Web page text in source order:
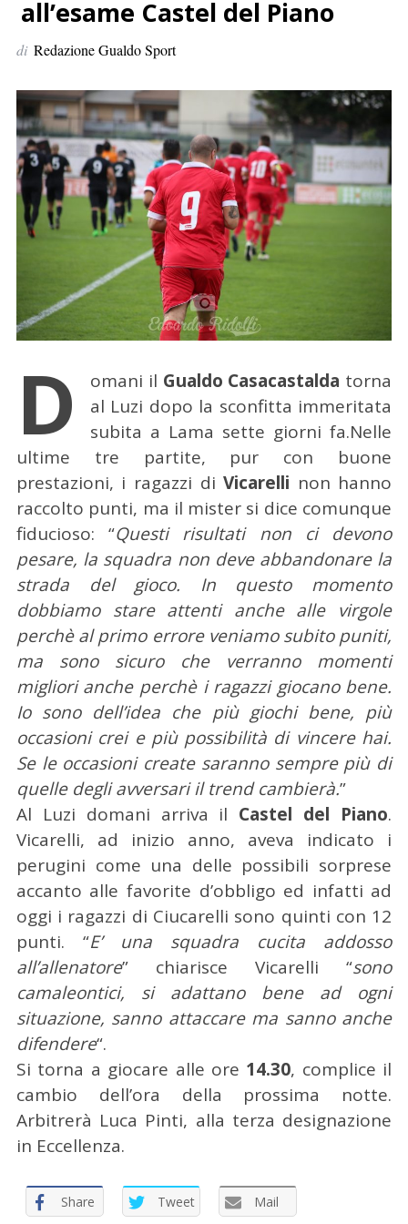
e
r
all’esame Castel del Piano
di Redazione Gualdo Sport
D omani il Gualdo Casacastalda torna
al Luzi dopo la sconfitta immeritata
subita a Lama sette giorni fa.Nelle
ultime tre partite, pur con buone
prestazioni, i ragazzi diVicarelli non hanno
raccolto punti, ma il mister si dice comunque
fiducioso: “Questi risultati non ci devono
pesare, la squadra non deve abbandonare la
strada del gioco. In questo momento
dobbiamo stare attenti anche alle virgole
perchè al primo errore veniamo subito puniti,
ma sono sicuro che verranno momenti
migliori anche perchè i ragazzi giocano bene.
Io sono dell’idea che più giochi bene, più
occasioni crei e più possibilità di vincere hai.
Se le occasioni create saranno sempre più di
quelle degli avversari il trend cambierà.”
Al Luzi domani arriva il Castel del Piano.
Vicarelli, ad inizio anno, aveva indicato i
perugini come una delle possibili sorprese
accanto alle favorite d’obbligo ed infatti ad
oggi i ragazzi di Ciucarelli sono quinti con 12
punti. “E’ una squadra cucita addosso
all’allenatore” chiarisce Vicarelli “sono
camaleontici, si adattano bene ad ogni
situazione, sanno attaccare ma sanno anche
difendere“.
Si torna a giocare alle ore 14.30, complice il
cambio dell’ora della prossima notte.
Arbitrerà Luca Pinti, alla terza designazione
in Eccellenza.
Share Tweet Mail